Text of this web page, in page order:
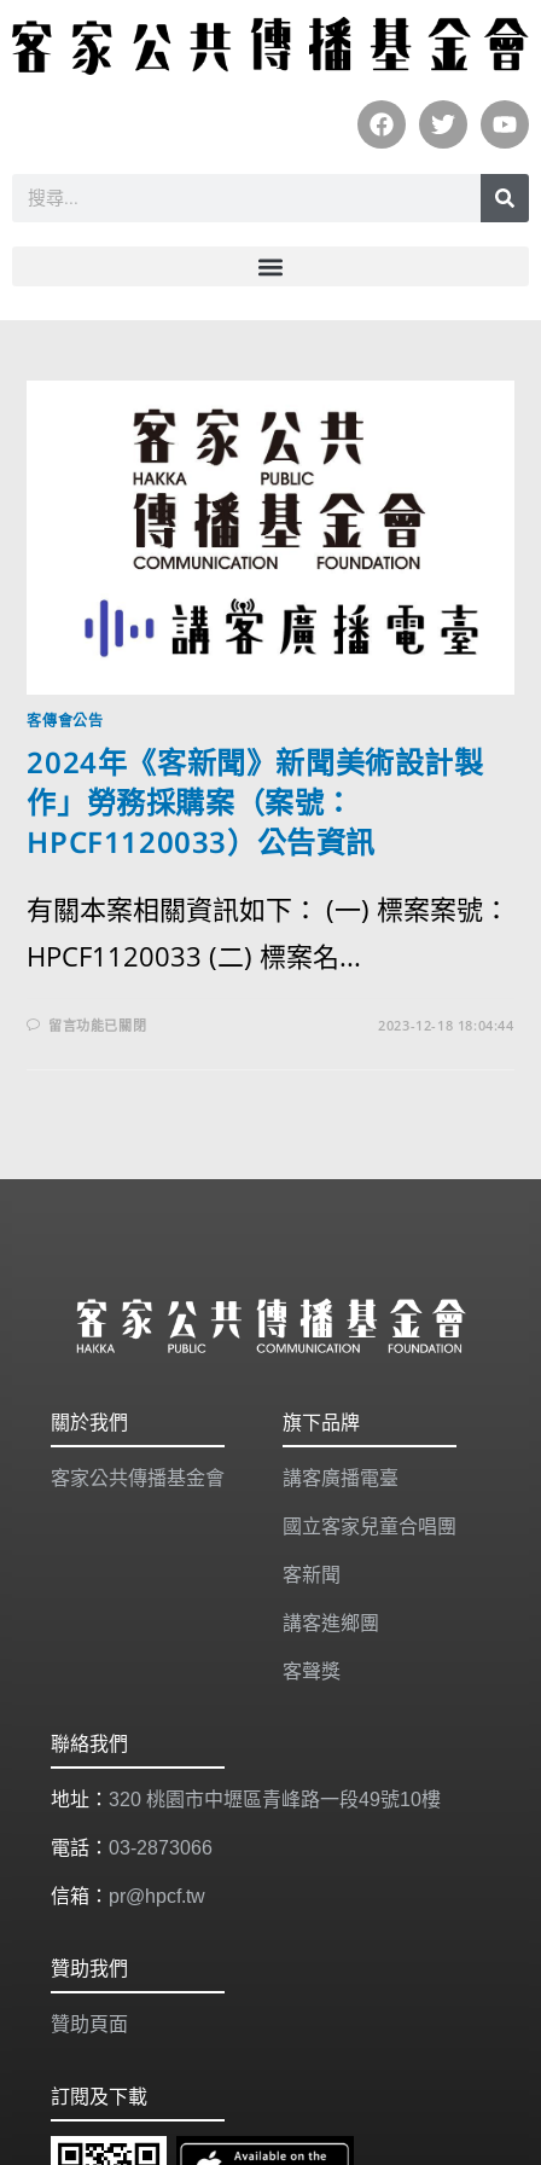
客傳會公告
2024年《客新聞》新聞美術設計製
作」勞務採購案（案號：
HPCF1120033）公告資訊
有關本案相關資訊如下： (一) 標案案號：
HPCF1120033 (二) 標案名...
留言功能已關閉 2023-12-18 18:04:44
關於我們
客家公共傳播基金會
旗下品牌
講客廣播電臺
國立客家兒童合唱團
客新聞
講客進鄉團
客聲獎
聯絡我們
地址： 320 桃園市中壢區青峰路一段49號10樓
電話： 03-2873066
信箱： pr@hpcf.tw
贊助我們
贊助頁面
訂閱及下載